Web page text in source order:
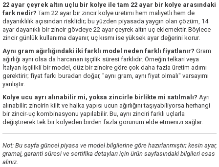
22 ayar çeyrek altın uçlu bir kolye ile tam 22 ayar bir kolye arasındaki
fark nedir? Tam 22 ayar bir zincir kolye üretimi hem maliyetli hem de
dayanıklılık açısından risklidir; bu yüzden piyasada yaygın olan çözüm, 14
ayar dayanıklı bir zincir gövdeye 22 ayar çeyrek altın uç eklemektir. Böylece
zincir günlük kullanıma dayanır, uç kısmı ise yüksek ayar değerini korur.
Aynı gram ağırlığındaki iki farklı model neden farklı fiyatlanır? Gram
ağırlığı aynı olsa da harcanan işçilik süresi farklıdır. Örneğin telkari veya
İtalyan işçilikli bir model, düz bir zincire göre çok daha fazla üretim adımı
gerektirir; fiyat farkı buradan doğar, "aynı gram, aynı fiyat olmalı" varsayımı
yanlıştır.
Kolye ucu ayrı alınabilir mi, yoksa zincirle birlikte mi satılmalı? Ayrı
alınabilir; zincirin kilit ve halka yapısı ucun ağırlığını taşıyabiliyorsa herhangi
bir zincir-uç kombinasyonu yapılabilir. Bu, aynı zinciri farklı uçlarla
değiştirerek tek bir kolyeden birden fazla görünüm elde etmenizi sağlar.
Not: Bu sayfa güncel piyasa ve model bilgilerine göre hazırlanmıştır; kesin ayar,
gramaj, garanti süresi ve sertifika detayları için ürün sayfasındaki bilgileri esas
alınız.